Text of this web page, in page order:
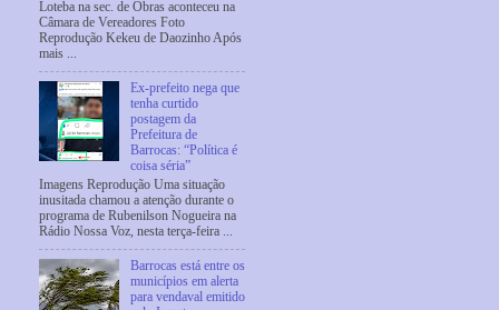
Loteba na sec. de Obras aconteceu na
Câmara de Vereadores Foto
Reprodução Kekeu de Daozinho Após
mais ...
Ex-prefeito nega que
tenha curtido
postagem da
Prefeitura de
Barrocas: “Política é
coisa séria”
Imagens Reprodução Uma situação
inusitada chamou a atenção durante o
programa de Rubenilson Nogueira na
Rádio Nossa Voz, nesta terça-feira ...
Barrocas está entre os
municípios em alerta
para vendaval emitido